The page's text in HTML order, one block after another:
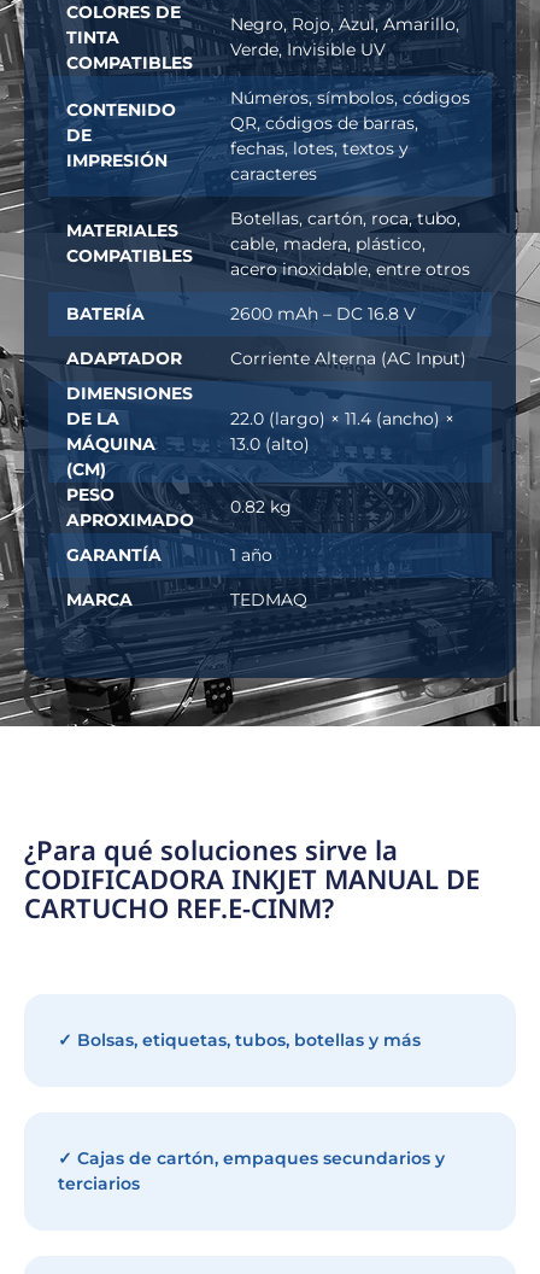
COLORES DE
TINTA
COMPATIBLES
Negro, Rojo, Azul, Amarillo,
Verde, Invisible UV
CONTENIDO
DE
IMPRESIÓN
Números, símbolos, códigos
QR, códigos de barras,
fechas, lotes, textos y
caracteres
MATERIALES
COMPATIBLES
Botellas, cartón, roca, tubo,
cable, madera, plástico,
acero inoxidable, entre otros
BATERÍA 2600 mAh – DC 16.8 V
ADAPTADOR
Corriente Alterna (AC Input)
DIMENSIONES
DE LA
MÁQUINA
(CM)
22.0 (largo) × 11.4 (ancho) ×
13.0 (alto)
PESO
APROXIMADO
0.82 kg
GARANTÍA 1 año
MARCA TEDMAQ
¿Para qué soluciones sirve la
CODIFICADORA INKJET MANUAL DE
CARTUCHO REF.E-CINM?
✓ Bolsas, etiquetas, tubos, botellas y más
✓ Cajas de cartón, empaques secundarios y
terciarios